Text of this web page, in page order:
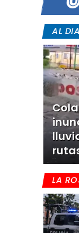
AL DIA
LA